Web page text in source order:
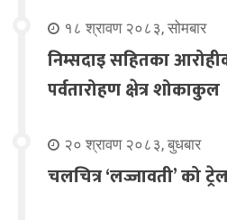
१८ श्रावण २०८३, सोमबार
निम्सदाइ सहितका
पर्वतारोहण क्षेत्र शोकाकुल
२० श्रावण २०८३, बुधबार
चलचित्र ‘लज्जावती’ को